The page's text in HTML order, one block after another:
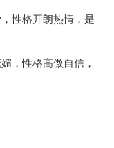
性格开朗热情，是
，性格高傲自信，